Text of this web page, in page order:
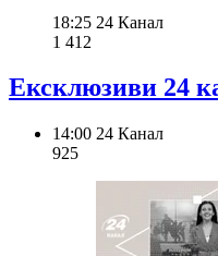
18:25 24 Канал
1 412
Ексклюзиви 24
14:00 24 Канал
925